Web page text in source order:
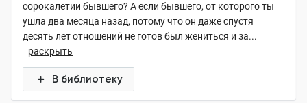
сорокалетии бывшего? А если бывшего, от которого ты
ушла два месяца назад, потому что он даже спустя
десять лет отношений не готов был жениться и за...
раскрыть
В библиотеку